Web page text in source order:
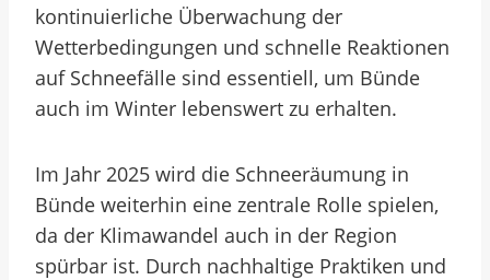
kontinuierliche Überwachung der
Wetterbedingungen und schnelle Reaktionen
auf Schneefälle sind essentiell, um Bünde
auch im Winter lebenswert zu erhalten.
Im Jahr 2025 wird die Schneeräumung in
Bünde weiterhin eine zentrale Rolle spielen,
da der Klimawandel auch in der Region
spürbar ist. Durch nachhaltige Praktiken und